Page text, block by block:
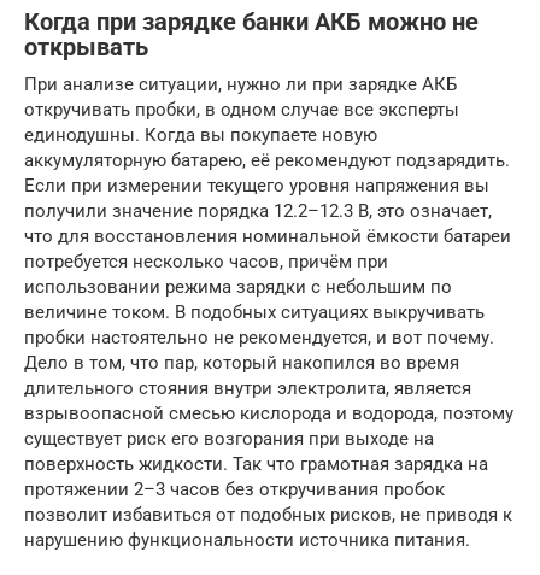
Когда при зарядке банки АКБ можно не
открывать
При анализе ситуации, нужно ли при зарядке АКБ
откручивать пробки, в одном случае все эксперты
единодушны. Когда вы покупаете новую
аккумуляторную батарею, её рекомендуют подзарядить.
Если при измерении текущего уровня напряжения вы
получили значение порядка 12.2–12.3 В, это означает,
что для восстановления номинальной ёмкости батареи
потребуется несколько часов, причём при
использовании режима зарядки с небольшим по
величине током. В подобных ситуациях выкручивать
пробки настоятельно не рекомендуется, и вот почему.
Дело в том, что пар, который накопился во время
длительного стояния внутри электролита, является
взрывоопасной смесью кислорода и водорода, поэтому
существует риск его возгорания при выходе на
поверхность жидкости. Так что грамотная зарядка на
протяжении 2–3 часов без откручивания пробок
позволит избавиться от подобных рисков, не приводя к
нарушению функциональности источника питания.